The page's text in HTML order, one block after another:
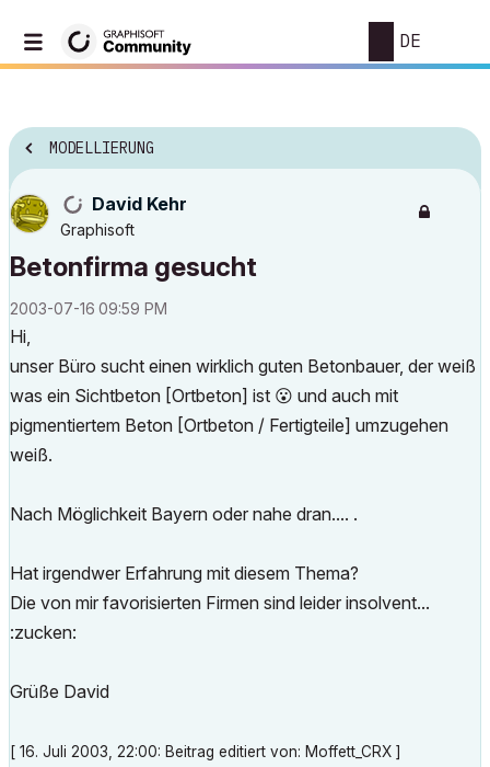
DE
MODELLIERUNG
David Kehr
Graphisoft
Betonfirma gesucht
‎2003-07-16 09:59 PM
Hi,
unser Büro sucht einen wirklich guten Betonbauer, der weiß
was ein Sichtbeton [Ortbeton] ist 😮 und auch mit
pigmentiertem Beton [Ortbeton / Fertigteile] umzugehen
weiß.
Nach Möglichkeit Bayern oder nahe dran.... .
Hat irgendwer Erfahrung mit diesem Thema?
Die von mir favorisierten Firmen sind leider insolvent...
:zucken:
Grüße David
[ 16. Juli 2003, 22:00: Beitrag editiert von: Moffett_CRX ]